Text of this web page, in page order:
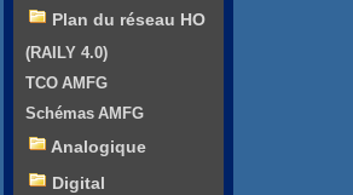
Plan du réseau HO
(RAILY 4.0)
TCO AMFG
Schémas AMFG
Analogique
Digital